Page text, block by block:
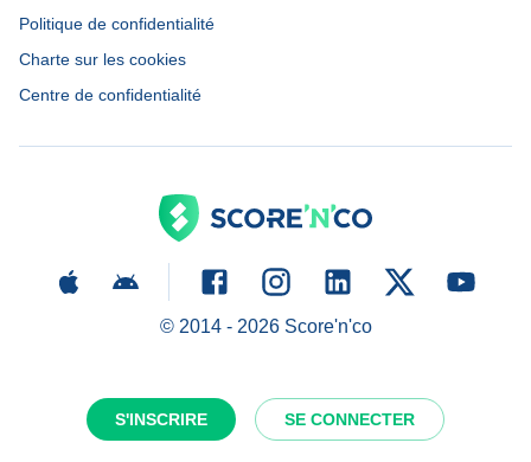
S'INSCRIRE SE CONNECTER
Politique de confidentialité
Charte sur les cookies
Centre de confidentialité
© 2014 - 2026Score'n'co